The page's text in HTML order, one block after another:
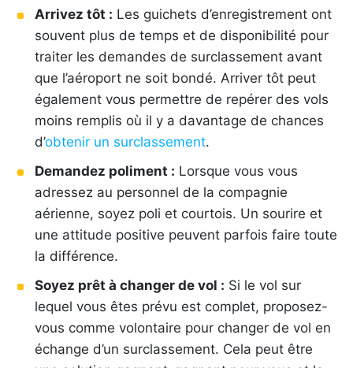
Arrivez tôt : Les guichets d’enregistrement ont
souvent plus de temps et de disponibilité pour
traiter les demandes de surclassement avant
que l’aéroport ne soit bondé. Arriver tôt peut
également vous permettre de repérer des vols
moins remplis où il y a davantage de chances
d’obtenir un surclassement.
Demandez poliment : Lorsque vous vous
adressez au personnel de la compagnie
aérienne, soyez poli et courtois. Un sourire et
une attitude positive peuvent parfois faire toute
la différence.
Soyez prêt à changer de vol : Si le vol sur
lequel vous êtes prévu est complet, proposez-
vous comme volontaire pour changer de vol en
échange d’un surclassement. Cela peut être